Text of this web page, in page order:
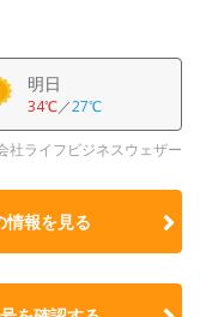
明日
34℃／27℃
社ライフビジネスウェザー
情報を見る